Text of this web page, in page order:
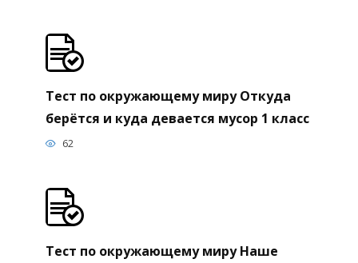
Тест по окружающему миру Откуда
берётся и куда девается мусор 1 класс
62
Тест по окружающему миру Наше